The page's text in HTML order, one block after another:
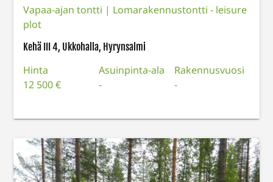
Vapaa-ajan tontti | Lomarakennustontti - leisure
plot
Kehä III 4, Ukkohalla, Hyrynsalmi
Hinta
12 500 €
Asuinpinta-ala
-
Rakennusvuosi
-